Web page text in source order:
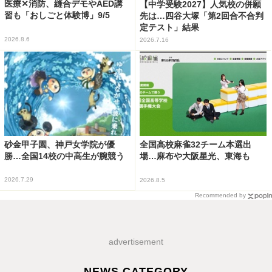
医療✕消防、縫合デモやAED講
習も「おしごと体験博」9/5
2026.8.6
【中学受験2027】人気校の併願
先は…四谷大塚「第2回合不合判
定テスト」結果
2026.7.16
砂金甲子園、神戸女学院が優
勝…全国14校の中高生が腕競う
2026.7.29
全国高校麻雀32チーム本選出
場…麻布や大阪星光、東海も
2026.8.5
Recommended by
advertisement